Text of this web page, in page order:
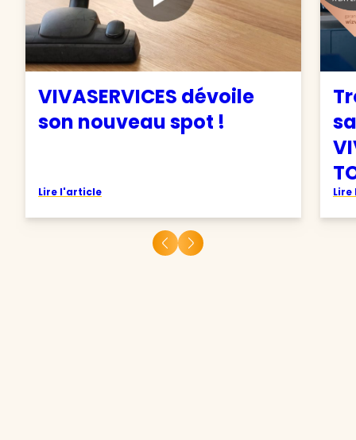
VIVASERVICES dévoile
son nouveau spot !
Lire l'article